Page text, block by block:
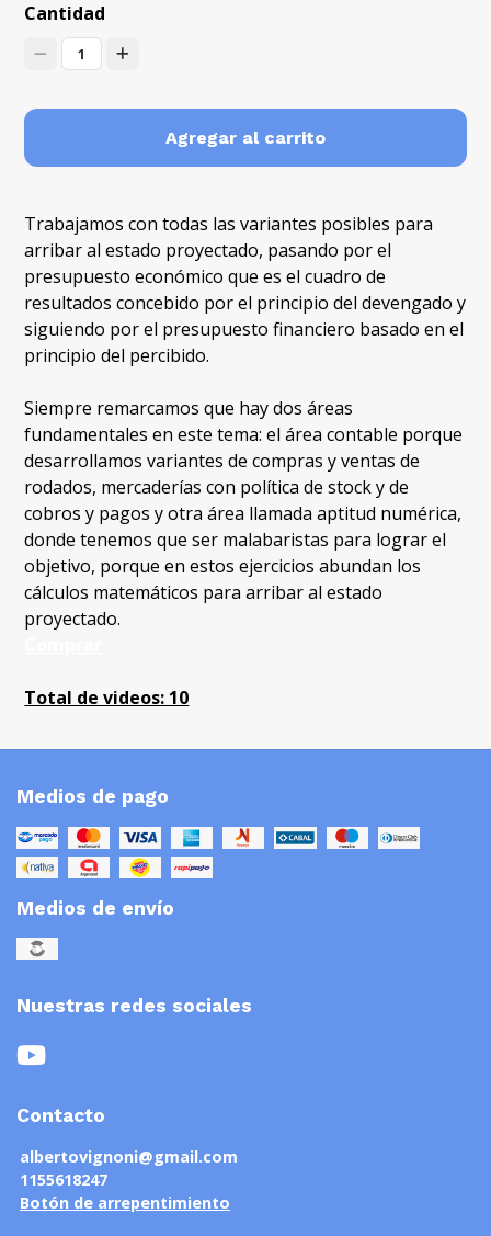
Cantidad
1
Agregar al carrito
Trabajamos con todas las variantes posibles para
arribar al estado proyectado, pasando por el
presupuesto económico que es el cuadro de
resultados concebido por el principio del devengado y
siguiendo por el presupuesto financiero basado en el
principio del percibido.
Siempre remarcamos que hay dos áreas
fundamentales en este tema: el área contable porque
desarrollamos variantes de compras y ventas de
rodados, mercaderías con política de stock y de
cobros y pagos y otra área llamada aptitud numérica,
donde tenemos que ser malabaristas para lograr el
objetivo, porque en estos ejercicios abundan los
cálculos matemáticos para arribar al estado
proyectado.
Total de videos: 10
Medios de pago
Medios de envío
Nuestras redes sociales
Contacto
albertovignoni@gmail.com
1155618247
Botón de arrepentimiento